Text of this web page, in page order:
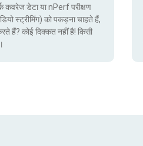
कवरेज डेटा या nPerf परीक्षण
स्ट्रीमिंग) को पकड़ना चाहते हैं,
हैं? कोई दिक्कत नहीं है! किसी
।